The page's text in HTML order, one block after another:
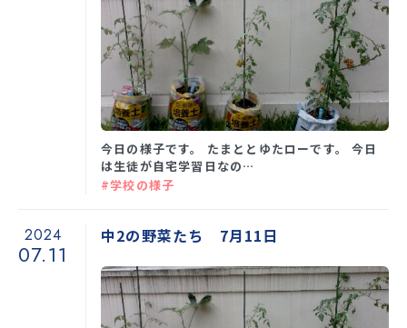
今日の様子です。 たまととゆたローです。 今日
は生徒が自宅学習日なの…
#学校の様子
2024
07.11
中2の野菜たち 7月11日